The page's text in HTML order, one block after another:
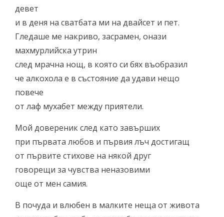
девет
и в деня на сватбата ми на двайсет и пет.
Гледаше ме накриво, засрамен, онази
махмурлийска утрин
след мрачна нощ, в която си бях въобразил
че алкохола е в състояние да удави нещо
повече
от лаф мухабет между приятели.
Мой довереник след като завърших
при първата любов и първия лъч достигащ
от първите стихове на някой друг
говорещи за чувства неназовими
още от мен самия.
В почуда и влюбен в малките неща от живота